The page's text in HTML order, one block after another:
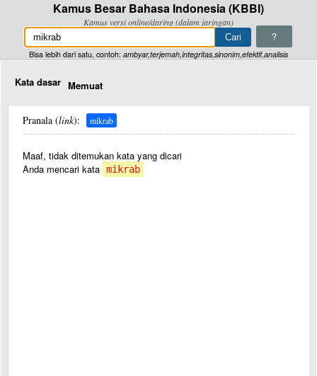
Kamus Besar Bahasa Indonesia (KBBI)
Kamus versi online/daring (dalam jaringan)
?
Bisa lebih dari satu, contoh: ambyar,terjemah,integritas,sinonim,efektif,analisis
Kata dasar Memuat
Pranala (link): mikrab
Maaf, tidak ditemukan kata yang dicari
Anda mencari kata mikrab